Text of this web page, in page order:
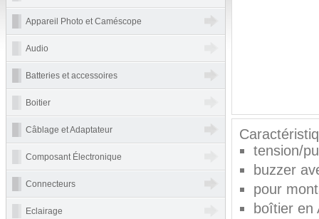
tension/
buzzer
pour
boîtier en
Appareil Photo et Caméscope
Audio
Batteries et accessoires
Boitier
Câblage et Adaptateur
Composant Électronique
Connecteurs
Eclairage